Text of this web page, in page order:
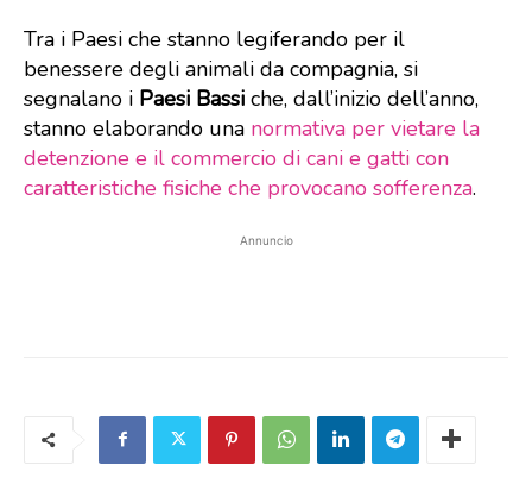
Tra i Paesi che stanno legiferando per il
benessere degli animali da compagnia, si
segnalano i Paesi Bassi che, dall’inizio dell’anno,
stanno elaborando una normativa per vietare la
detenzione e il commercio di cani e gatti con
caratteristiche fisiche che provocano sofferenza.
Annuncio